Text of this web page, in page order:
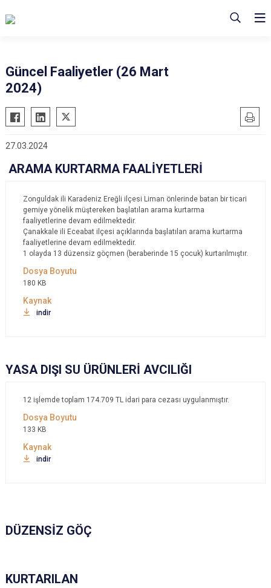
Güncel Faaliyetler (26 Mart
2024)
27.03.2024
ARAMA KURTARMA FAALİYETLERİ
Zonguldak ili Karadeniz Ereğli ilçesi Liman önlerinde batan bir ticari
gemiye yönelik müştereken başlatılan arama kurtarma
faaliyetlerine devam edilmektedir.
Çanakkale ili Eceabat ilçesi açıklarında başlatılan arama kurtarma
faaliyetlerine devam edilmektedir.
1 olayda 13 düzensiz göçmen (beraberinde 15 çocuk) kurtarılmıştır.
180 KB
indir
YASA DIŞI SU ÜRÜNLERİ AVCILIĞI
12 işlemde toplam 174.709 TL idari para cezası uygulanmıştır.
133 KB
indir
DÜZENSİZ GÖÇ
KURTARILAN